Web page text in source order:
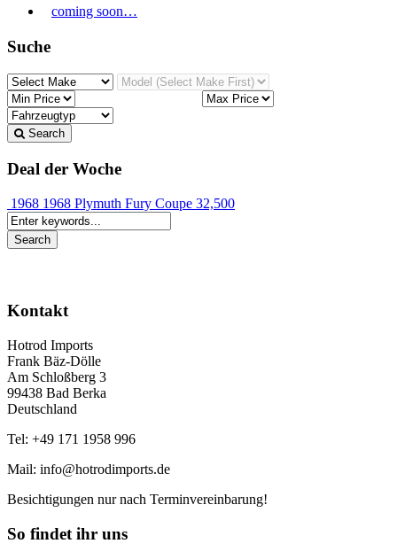
coming soon…
Suche
Search
Deal der Woche
1968 1968 Plymuth Fury Coupe 32,500
Kontakt
Hotrod Imports
Frank Bäz-Dölle
Am Schloßberg 3
99438 Bad Berka
Deutschland
Tel: +49 171 1958 996
Mail: info@hotrodimports.de
Besichtigungen nur nach Terminvereinbarung!
So findet ihr uns